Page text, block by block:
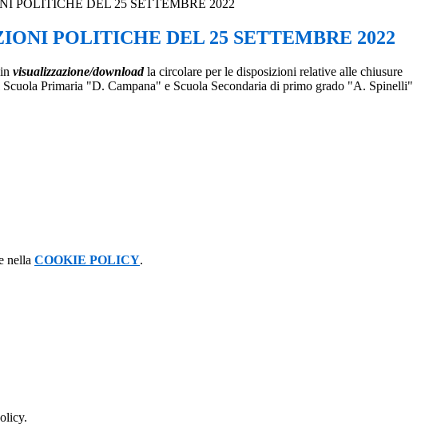
POLITICHE DEL 25 SETTEMBRE 2022
POLITICHE DEL 25 SETTEMBRE 2022
visualizzazione/downloadla circolare per le disposizioni relative alle chiusure
Scuola Primaria "D. Campana" e Scuola Secondaria di primo grado "A. Spinelli"
nella COOKIE POLICY.